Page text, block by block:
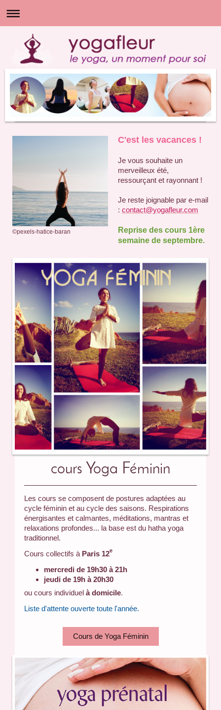
©pexels-hatice-baran
C'est les vacances !
Je vous souhaite un
merveilleux été,
ressourçant et rayonnant !
Je reste joignable par e-mail
: contact@yogafleur.com
Reprise des cours 1ère
semaine de septembre.
cours Yoga Féminin
Les cours se composent de postures adaptées au
cycle féminin et au cycle des saisons. Respirations
énergisantes et calmantes, méditations, mantras et
relaxations profondes... la base est du hatha yoga
traditionnel.
Cours collectifs à Paris 12e
mercredi de 19h30 à 21h
jeudi de 19h à 20h30
ou cours individuelà domicile.
Liste d'attente ouverte toute l'année.
Cours de Yoga Féminin